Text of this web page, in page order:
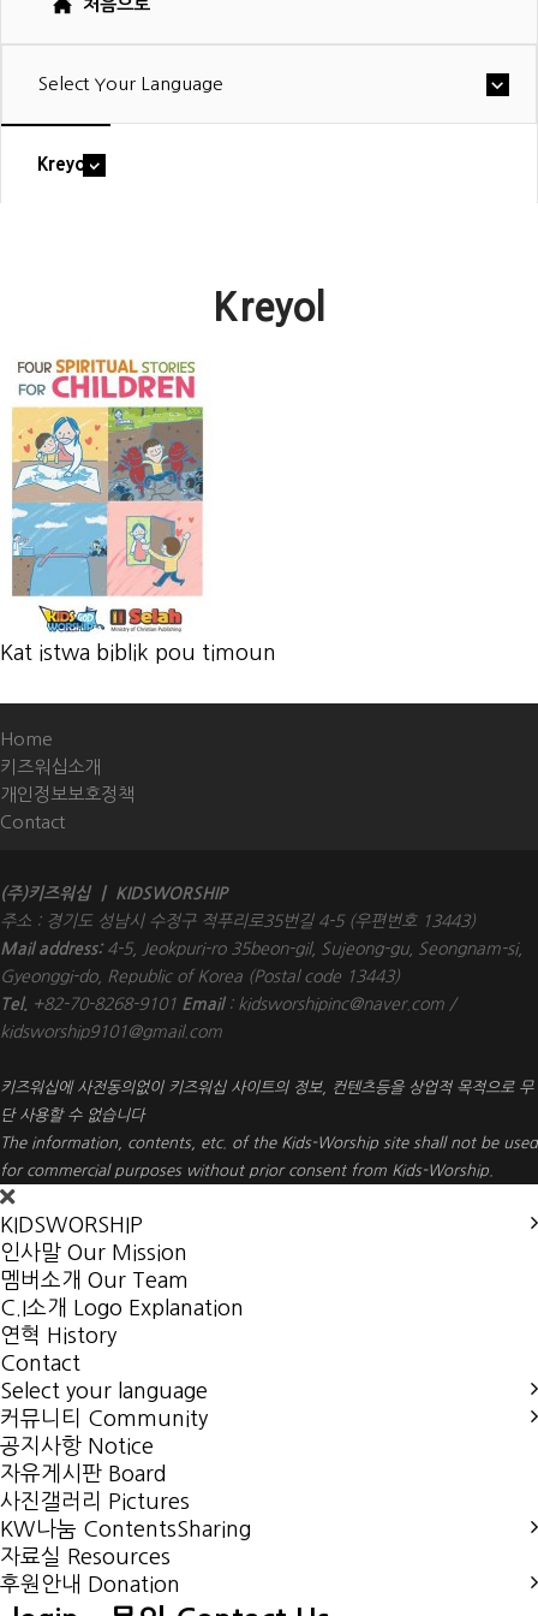
처음으로
Select Your Language
Kreyol
Kreyol
Kat istwa biblik pou timoun
Home
키즈워십소개
개인정보보호정책
Contact
(주)키즈워십 ㅣ KIDSWORSHIP
주소 : 경기도 성남시 수정구 적푸리로35번길 4-5 (우편번호 13443)
Mail address: 4-5, Jeokpuri-ro 35beon-gil, Sujeong-gu, Seongnam-si,
Gyeonggi-do, Republic of Korea (Postal code 13443)
Tel. +82-70-8268-9101 Email : kidsworshipinc@naver.com /
kidsworship9101@gmail.com
키즈워십에 사전동의없이 키즈워십 사이트의 정보, 컨텐츠등을 상업적 목적으로 무
단 사용할 수 없습니다
The information, contents, etc. of the Kids-Worship site shall not be used
for commercial purposes without prior consent from Kids-Worship.
KIDSWORSHIP
인사말 Our Mission
멤버소개 Our Team
C.I소개
Logo Explanation
연혁 History
Contact
Select your language
커뮤니티 Community
공지사항 Notice
자유게시판 Board
사진갤러리
Pictures
KW나눔 ContentsSharing
자료실 Resources
후원안내 Donation